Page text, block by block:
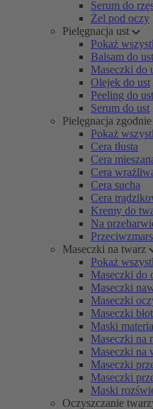
Serum do
Żel pod oczy
Pielęgnacja ust
Pokaż
Balsam do ust
Maseczki do
Olejek do ust
Peeling do ust
Serum do ust
Pielęgnacja
Pokaż
Cera tłusta
Cera
Cera
Cera sucha
Cera
Kremy do
Na
Maseczki na twarz
Pokaż
Maseczki do
Maseczki
Maseczki
Maseczki
Maski
Maseczki na
Maseczki na
Maseczki
Maseczki
Maski
Oczyszczanie